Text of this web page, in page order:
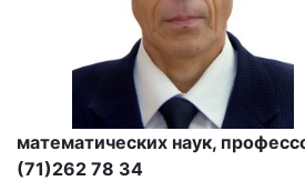
математических наук,
(71)262 78 34